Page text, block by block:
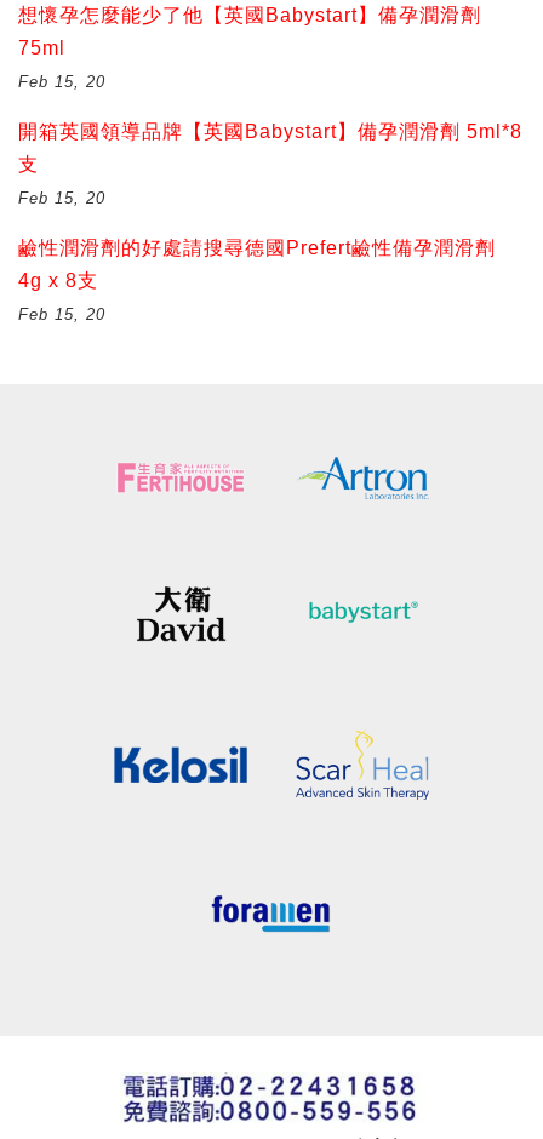
想懷孕怎麼能少了他【英國Babystart】備孕潤滑劑
75ml
Feb 15, 20
開箱英國領導品牌【英國Babystart】備孕潤滑劑 5ml*8
支
Feb 15, 20
鹼性潤滑劑的好處請搜尋德國Prefert鹼性備孕潤滑劑
4g x 8支
Feb 15, 20